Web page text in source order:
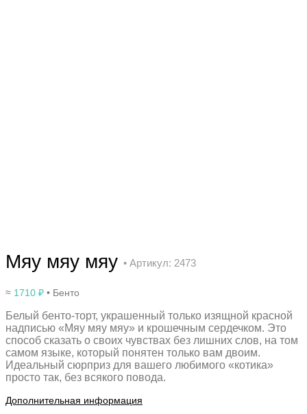
Мяу мяу мяу • Артикул: 2473
≈ 1710 ₽ • Бенто
Белый бенто-торт, украшенный только изящной красной
надписью «Мяу мяу мяу» и крошечным сердечком. Это
способ сказать о своих чувствах без лишних слов, на том
самом языке, который понятен только вам двоим.
Идеальный сюрприз для вашего любимого «котика»
просто так, без всякого повода.
Дополнительная информация